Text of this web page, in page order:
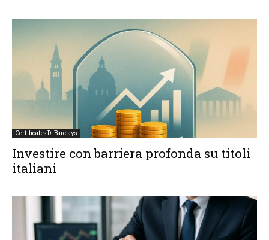
Certificates Di Barclays
Investire con barriera profonda su titoli
italiani